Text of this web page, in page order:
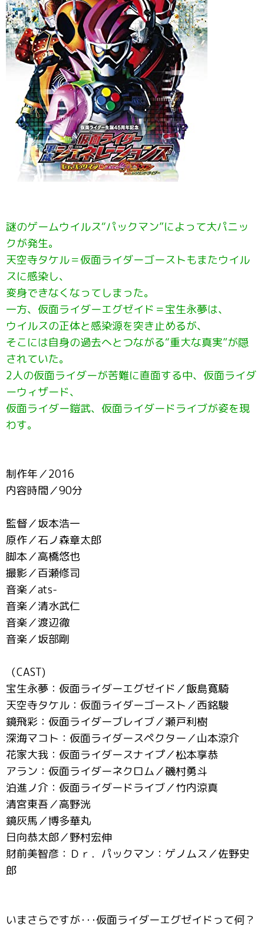
謎のゲームウイルス“パックマン”によって大パニッ
クが発生。
天空寺タケル＝仮面ライダーゴーストもまたウイル
スに感染し、
変身できなくなってしまった。
一方、仮面ライダーエグゼイド＝宝生永夢は、
ウイルスの正体と感染源を突き止めるが、
そこには自身の過去へとつながる“重大な真実”が隠
されていた。
2人の仮面ライダーが苦難に直面する中、仮面ライダ
ーウィザード、
仮面ライダー鎧武、仮面ライダードライブが姿を現
わす。
制作年／2016
内容時間／90分
監督／坂本浩一
原作／石ノ森章太郎
脚本／高橋悠也
撮影／百瀬修司
音楽／ats-
音楽／清水武仁
音楽／渡辺徹
音楽／坂部剛
（CAST)
宝生永夢：仮面ライダーエグゼイド／飯島寛騎
天空寺タケル：仮面ライダーゴースト／西銘駿
鏡飛彩：仮面ライダーブレイブ／瀬戸利樹
深海マコト：仮面ライダースペクター／山本涼介
花家大我：仮面ライダースナイプ／松本享恭
アラン：仮面ライダーネクロム／磯村勇斗
泊進ノ介：仮面ライダードライブ／竹内涼真
清宮東吾／高野洸
鏡灰馬／博多華丸
日向恭太郎／野村宏伸
財前美智彦：Ｄｒ．パックマン：ゲノムス／佐野史
郎
いまさらですが･･･仮面ライダーエグゼイドって何？